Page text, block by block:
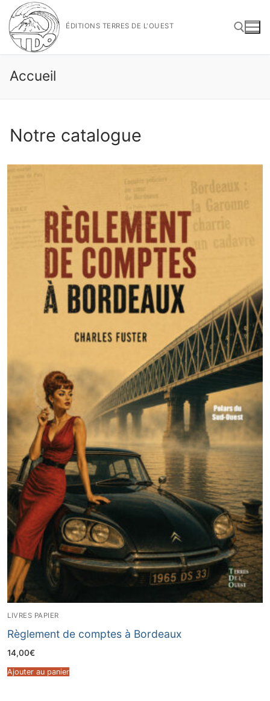
Aller
au
contenu
ÉDITIONS TERRES DE L'OUEST
Accueil
Notre catalogue
LIVRES PAPIER
Règlement de comptes à Bordeaux
14,00€
Ajouter au panier